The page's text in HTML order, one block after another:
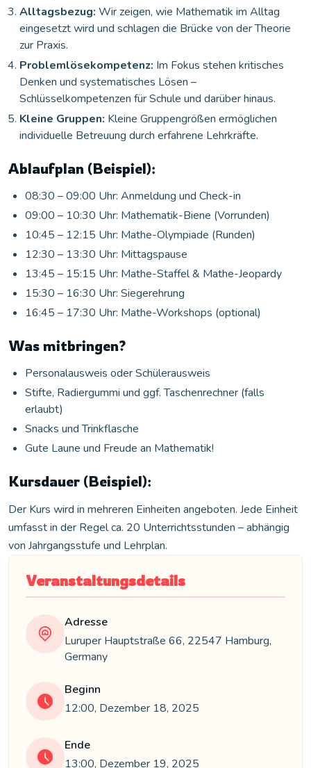
Alltagsbezug: Wir zeigen, wie Mathematik im Alltag
eingesetzt wird und schlagen die Brücke von der Theorie
zur Praxis.
Problemlösekompetenz: Im Fokus stehen kritisches
Denken und systematisches Lösen –
Schlüsselkompetenzen für Schule und darüber hinaus.
Kleine Gruppen: Kleine Gruppengrößen ermöglichen
individuelle Betreuung durch erfahrene Lehrkräfte.
Ablaufplan (Beispiel):
08:30 – 09:00 Uhr: Anmeldung und Check-in
09:00 – 10:30 Uhr: Mathematik-Biene (Vorrunden)
10:45 – 12:15 Uhr: Mathe-Olympiade (Runden)
12:30 – 13:30 Uhr: Mittagspause
13:45 – 15:15 Uhr: Mathe-Staffel & Mathe-Jeopardy
15:30 – 16:30 Uhr: Siegerehrung
16:45 – 17:30 Uhr: Mathe-Workshops (optional)
Was mitbringen?
Personalausweis oder Schülerausweis
Stifte, Radiergummi und ggf. Taschenrechner (falls
erlaubt)
Snacks und Trinkflasche
Gute Laune und Freude an Mathematik!
Kursdauer (Beispiel):
Der Kurs wird in mehreren Einheiten angeboten. Jede Einheit
umfasst in der Regel ca. 20 Unterrichtsstunden – abhängig
von Jahrgangsstufe und Lehrplan.
Veranstaltungsdetails
Adresse
Luruper Hauptstraße 66, 22547 Hamburg,
Germany
Beginn
12:00, Dezember 18, 2025
Ende
13:00, Dezember 19, 2025